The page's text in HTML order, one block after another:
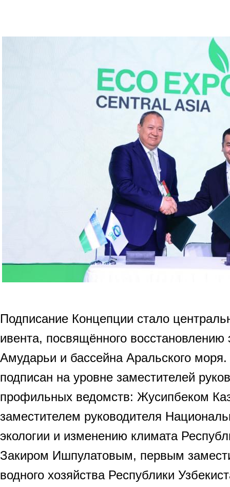
Подписание Концепции стало
ивента, посвящённого
Амударьи и бассейна Аральского
подписан на уровне заместителей
профильных ведомств: Жусипбеком
заместителем руководителя
экологии и изменению климата
Закиром Ишпулатовым, первым
водного хозяйства Республики